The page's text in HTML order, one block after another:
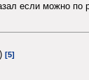
если можно по
) [5]